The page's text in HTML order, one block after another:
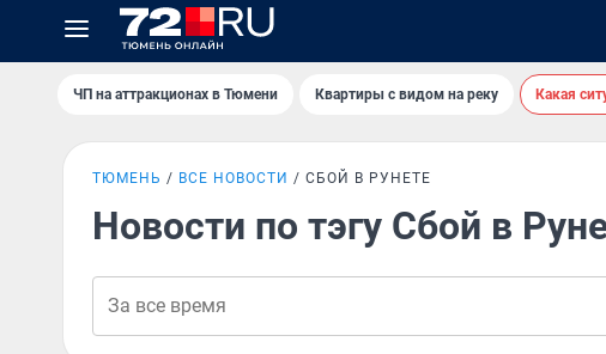
ЧП на аттракционах в Тюмени Квартиры с видом на реку Какая
ТЮМЕНЬ ВСЕ НОВОСТИ СБОЙ В РУНЕТЕ
Новости по тэгу Сбой в